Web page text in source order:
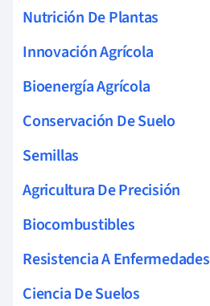
Nutrición De Plantas
Innovación Agrícola
Bioenergía Agrícola
Conservación De Suelo
Semillas
Agricultura De Precisión
Biocombustibles
Resistencia A Enfermedades
Ciencia De Suelos